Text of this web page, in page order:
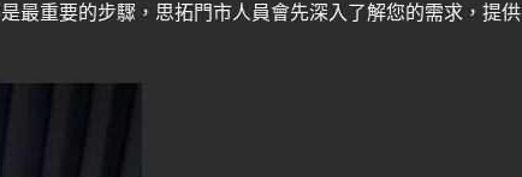
最重要的步驟，思拓門市人員會先深入了解您的需求，提供